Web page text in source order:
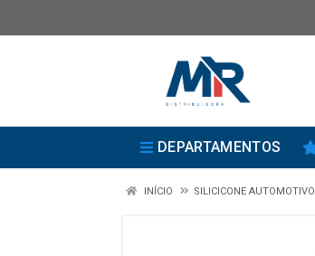
DEPARTAMENTOS
INÍCIO SILICICONE AUTOMOTIVO